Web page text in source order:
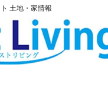
土地・家情報